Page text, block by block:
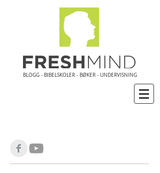
BLOGG - BIBELSKOLER - BØKER - UNDERVISNING